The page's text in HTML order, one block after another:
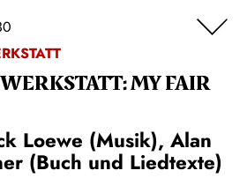
MY FAIR
Loewe (Musik), Alan
(Buch und Liedtexte)